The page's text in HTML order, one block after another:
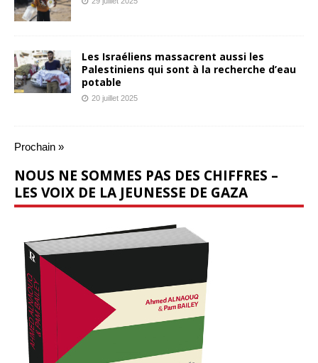
Les Israéliens massacrent aussi les
Palestiniens qui sont à la recherche d’eau
potable
20 juillet 2025
Prochain »
NOUS NE SOMMES PAS DES CHIFFRES –
LES VOIX DE LA JEUNESSE DE GAZA